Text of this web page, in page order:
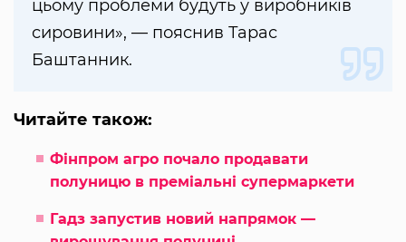
цьому проблеми будуть у виробників
сировини», — пояснив Тарас
Баштанник.
Читайте також:
Фінпром агро почало продавати
полуницю в преміальні супермаркети
Гадз запустив новий напрямок —